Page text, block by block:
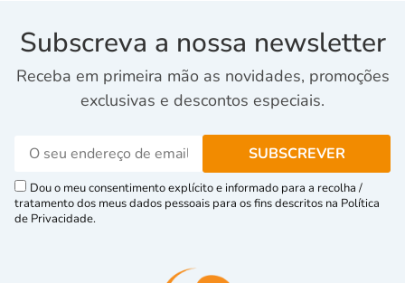
Subscreva a nossa newsletter
Receba em primeira mão as novidades, promoções
exclusivas e descontos especiais.
Dou o meu consentimento explícito e informado para a recolha /
tratamento dos meus dados pessoais para os fins descritos na Política
de Privacidade.